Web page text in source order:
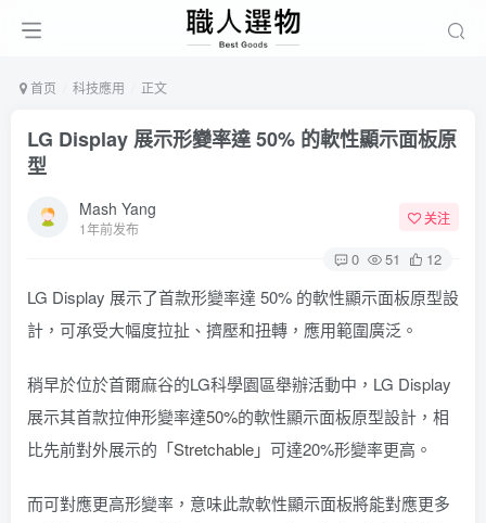
首页 科技應用 正文
LG Display 展示形變率達 50% 的軟性顯示面板原
型
Mash Yang
1年前发布
关注
0 51 12
LG Display 展示了首款形變率達 50% 的軟性顯示面板原型設
計，可承受大幅度拉扯、擠壓和扭轉，應用範圍廣泛。
稍早於位於首爾麻谷的LG科學園區舉辦活動中，LG Display
展示其首款拉伸形變率達50%的軟性顯示面板原型設計，相
比先前對外展示的 「Stretchable」 可達20%形變率更高。
而可對應更高形變率，意味此款軟性顯示面板將能對應更多